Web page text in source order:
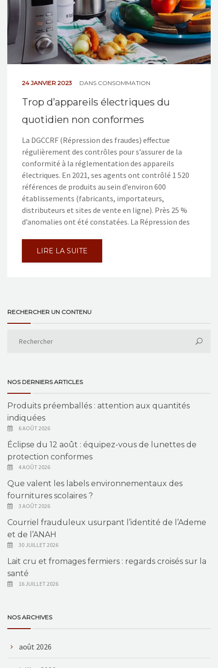
24 JANVIER 2023 DANS CONSOMMATION
Trop d’appareils électriques du
quotidien non conformes
La DGCCRF (Répression des fraudes) effectue
régulièrement des contrôles pour s’assurer de la
conformité à la réglementation des appareils
électriques. En 2021, ses agents ont contrôlé 1 520
références de produits au sein d’environ 600
établissements (fabricants, importateurs,
distributeurs et sites de vente en ligne). Près 25 %
d’anomalies ont été constatées. La Répression des
LIRE LA SUITE
RECHERCHER UN CONTENU
NOS DERNIERS ARTICLES
Produits préemballés : attention aux quantités
indiquées
6 AOÛT 2026
Éclipse du 12 août : équipez-vous de lunettes de
protection conformes
4 AOÛT 2026
Que valent les labels environnementaux des
fournitures scolaires ?
3 AOÛT 2026
Courriel frauduleux usurpant l’identité de l’Ademe
et de l’ANAH
30 JUILLET 2026
Lait cru et fromages fermiers : regards croisés sur la
santé
16 JUILLET 2026
NOS ARCHIVES
août 2026